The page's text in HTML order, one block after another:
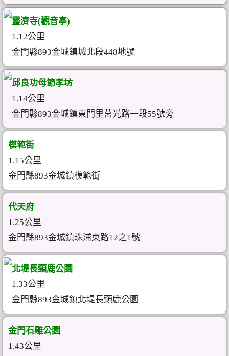
靈濟寺(觀音亭)
1.12公里
金門縣893金城鎮城北段448地號
邱良功母節孝坊
1.14公里
金門縣893金城鎮東門里莒光路一段55號旁
模範街
1.15公里
金門縣893金城鎮模範街
代天府
1.25公里
金門縣893金城鎮珠浦東路12之1號
北堤長頸鹿公園
1.33公里
金門縣893金城鎮北堤長頸鹿公園
金門石雕公園
1.43公里